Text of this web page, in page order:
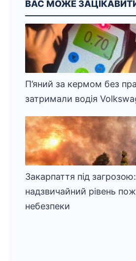
ВАС МОЖЕ
П’яний за кермом без
затримали водія
Закарпаття під
надзвичайний рівень
небезпеки